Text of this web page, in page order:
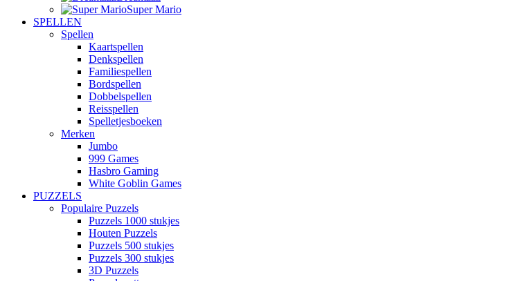
Super Mario
SPELLEN
Spellen
Kaartspellen
Denkspellen
Familiespellen
Bordspellen
Dobbelspellen
Reisspellen
Spelletjesboeken
Merken
Jumbo
999 Games
Hasbro Gaming
White Goblin Games
PUZZELS
Populaire Puzzels
Puzzels 1000 stukjes
Houten Puzzels
Puzzels 500 stukjes
Puzzels 300 stukjes
3D Puzzels